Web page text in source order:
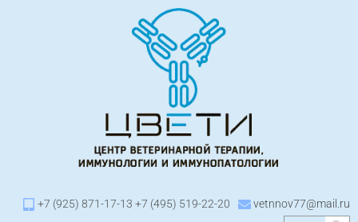
+7 (925) 871-17-13 +7 (495) 519-22-20 vetnnov77@mail.ru